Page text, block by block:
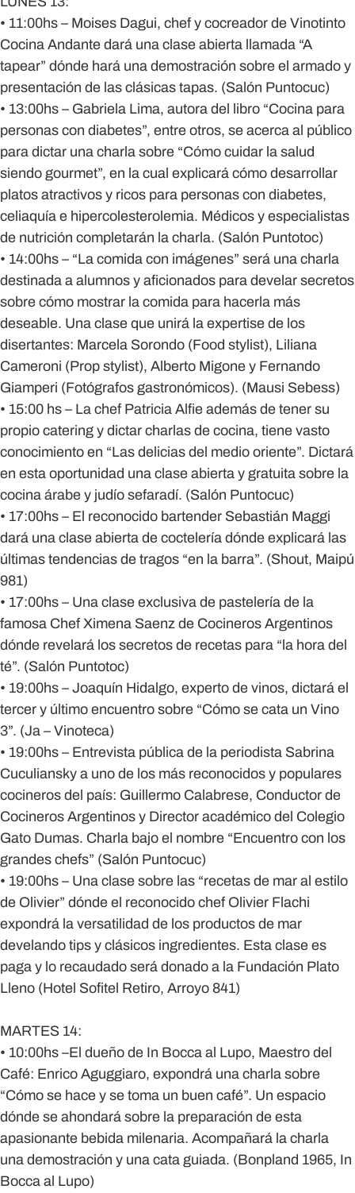
• 11:00hs – Moises Dagui, chef y cocreador de Vinotinto
Cocina Andante dará una clase abierta llamada “A
tapear” dónde hará una demostración sobre el armado y
presentación de las clásicas tapas. (Salón Puntocuc)
• 13:00hs – Gabriela Lima, autora del libro “Cocina para
personas con diabetes”, entre otros, se acerca al público
para dictar una charla sobre “Cómo cuidar la salud
siendo gourmet”, en la cual explicará cómo desarrollar
platos atractivos y ricos para personas con diabetes,
celiaquía e hipercolesterolemia. Médicos y especialistas
de nutrición completarán la charla. (Salón Puntotoc)
• 14:00hs – “La comida con imágenes” será una charla
destinada a alumnos y aficionados para develar secretos
sobre cómo mostrar la comida para hacerla más
deseable. Una clase que unirá la expertise de los
disertantes: Marcela Sorondo (Food stylist), Liliana
Cameroni (Prop stylist), Alberto Migone y Fernando
Giamperi (Fotógrafos gastronómicos). (Mausi Sebess)
• 15:00 hs – La chef Patricia Alfie además de tener su
propio catering y dictar charlas de cocina, tiene vasto
conocimiento en “Las delicias del medio oriente”. Dictará
en esta oportunidad una clase abierta y gratuita sobre la
cocina árabe y judío sefaradí. (Salón Puntocuc)
• 17:00hs – El reconocido bartender Sebastián Maggi
dará una clase abierta de coctelería dónde explicará las
últimas tendencias de tragos “en la barra”. (Shout, Maipú
981)
• 17:00hs – Una clase exclusiva de pastelería de la
famosa Chef Ximena Saenz de Cocineros Argentinos
dónde revelará los secretos de recetas para “la hora del
té”. (Salón Puntotoc)
• 19:00hs – Joaquín Hidalgo, experto de vinos, dictará el
tercer y último encuentro sobre “Cómo se cata un Vino
3”. (Ja – Vinoteca)
• 19:00hs – Entrevista pública de la periodista Sabrina
Cuculiansky a uno de los más reconocidos y populares
cocineros del país: Guillermo Calabrese, Conductor de
Cocineros Argentinos y Director académico del Colegio
Gato Dumas. Charla bajo el nombre “Encuentro con los
grandes chefs” (Salón Puntocuc)
• 19:00hs – Una clase sobre las “recetas de mar al estilo
de Olivier” dónde el reconocido chef Olivier Flachi
expondrá la versatilidad de los productos de mar
develando tips y clásicos ingredientes. Esta clase es
paga y lo recaudado será donado a la Fundación Plato
Lleno (Hotel Sofitel Retiro, Arroyo 841)
MARTES 14:
• 10:00hs –El dueño de In Bocca al Lupo, Maestro del
Café: Enrico Aguggiaro, expondrá una charla sobre
“Cómo se hace y se toma un buen café”. Un espacio
dónde se ahondará sobre la preparación de esta
apasionante bebida milenaria. Acompañará la charla
una demostración y una cata guiada. (Bonpland 1965, In
Bocca al Lupo)